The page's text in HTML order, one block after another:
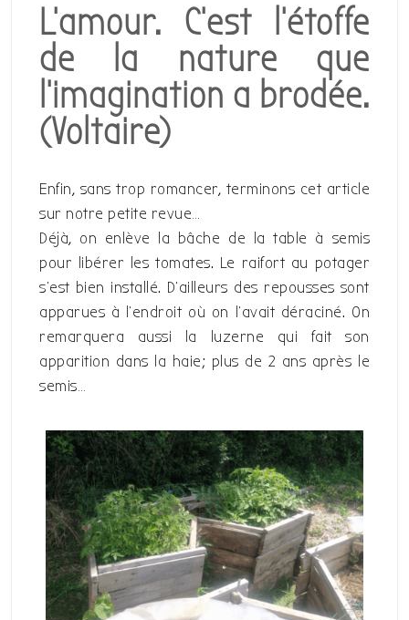
L’amour. C’est l’étoffe
de la nature que
l’imagination a brodée.
(Voltaire)
Enfin, sans trop romancer, terminons cet article
sur notre petite revue…
Déjà, on enlève la bâche de la table à semis
pour libérer les tomates. Le raifort au potager
s’est bien installé. D’ailleurs des repousses sont
apparues à l’endroit où on l’avait déraciné. On
remarquera aussi la luzerne qui fait son
apparition dans la haie; plus de 2 ans après le
semis…